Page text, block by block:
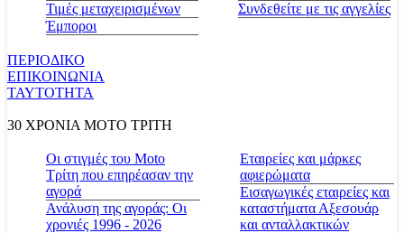
Τιμές μεταχειρισμένων
Έμποροι
Συνδεθείτε με τις αγγελίες
ΠΕΡΙΟΔΙΚΟ
ΕΠΙΚΟΙΝΩΝΙΑ
ΤΑΥΤΟΤΗΤΑ
30 ΧΡΟΝΙΑ MOTO ΤΡΙΤΗ
Οι στιγμές του Moto
Τρίτη που επηρέασαν την
αγορά
Ανάλυση της αγοράς: Οι
χρονιές 1996 - 2026
Εταιρείες και μάρκες
αφιερώματα
Εισαγωγικές εταιρείες και
καταστήματα Αξεσουάρ
και ανταλλακτικών